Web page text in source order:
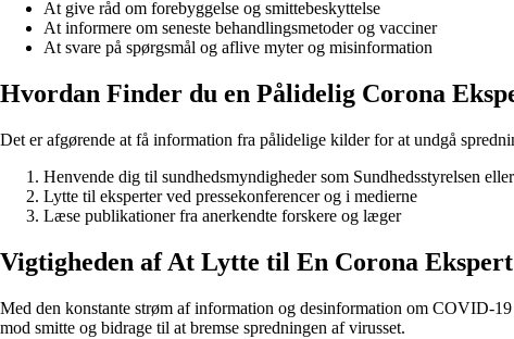
At give råd om forebyggelse og smittebeskyttelse
At informere om seneste behandlingsmetoder og vacciner
At svare på spørgsmål og aflive myter og misinformation
Hvordan Finder du en Pålidelig Corona
Det er afgørende at få information fra pålidelige kilder for at undgå
Henvende dig til sundhedsmyndigheder som Sundhedsstyrelsen
Lytte til eksperter ved pressekonferencer og i medierne
Læse publikationer fra anerkendte forskere og læger
Vigtigheden af At Lytte til En Corona Ekspert
Med den konstante strøm af information og desinformation om COVID-
mod smitte og bidrage til at bremse spredningen af virusset.